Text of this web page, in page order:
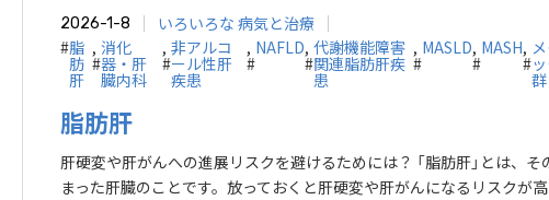
2026-1-8
いろいろな 病気と治療
#脂
肪
肝
,
#
消化
器・肝
臓内科
,
#
非アルコ
ール性肝
疾患
,
#
NAFLD,
#
代謝機能障害
関連脂肪肝疾
患
,
#
MASLD,
#
MASH,
#
群
脂肪肝
肝硬変や肝がんへの進展リスクを避けるためには？ 「脂肪肝」とは、
まった肝臓のことです。放っておくと肝硬変や肝がんになるリスクが